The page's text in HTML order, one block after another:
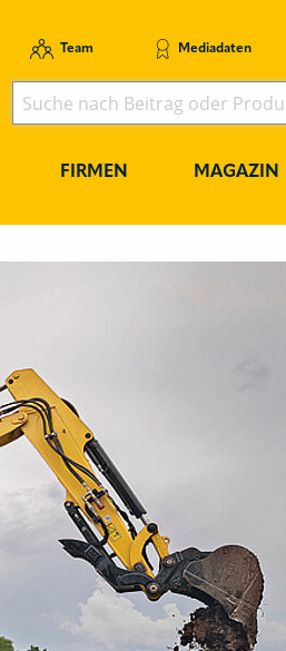
Team Mediadaten
FIRMEN MAGAZIN